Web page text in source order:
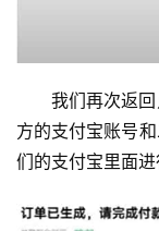
我们再次返
方的支付宝账号
们的支付宝里面